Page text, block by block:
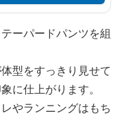
ーパードパンツを組
型をすっきり見せて
に仕上がります。
やランニングはもち